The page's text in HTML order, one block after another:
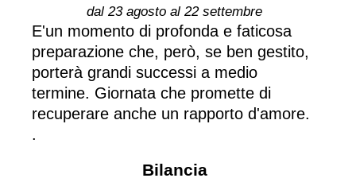
dal 23 agosto al 22 settembre
E'un momento di profonda e faticosa
preparazione che, però, se ben gestito,
porterà grandi successi a medio
termine. Giornata che promette di
recuperare anche un rapporto d'amore.
.
Bilancia